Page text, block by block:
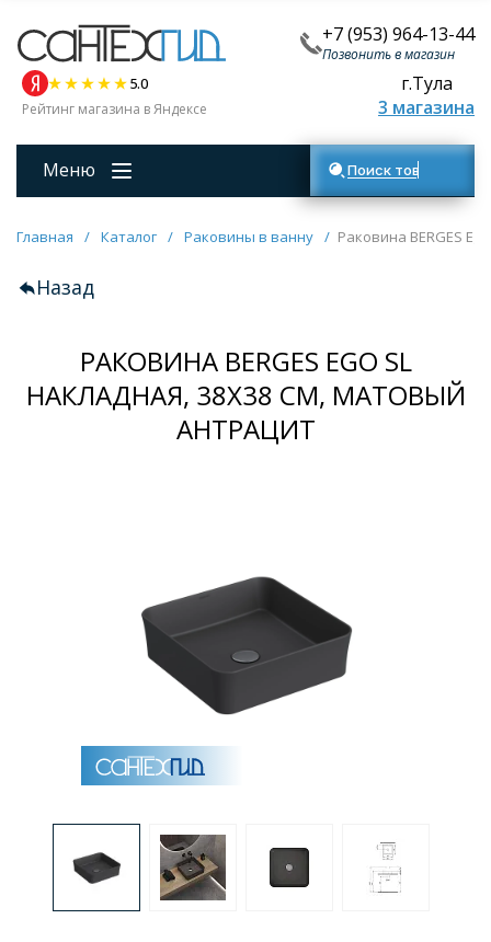
+7 (953) 964-13-44
Позвонить в магазин
5.0
Рейтинг магазина в Яндексе
г.Тула
3 магазина
Меню Поиск товаров
Главная / Каталог / Раковины в ванну / Раковина BERGES
Назад
РАКОВИНА BERGES EGO SL
НАКЛАДНАЯ, 38X38 СМ, МАТОВЫЙ
АНТРАЦИТ